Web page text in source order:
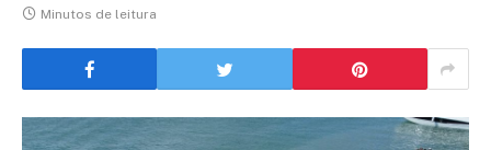
Minutos de leitura